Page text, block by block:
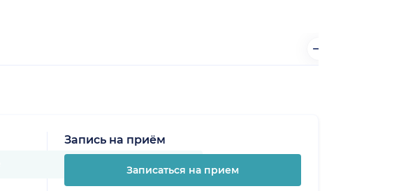
Запись на приём
Записаться на прием